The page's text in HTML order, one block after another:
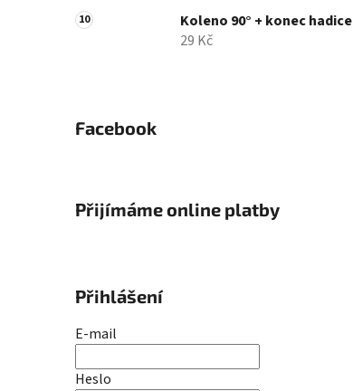
Koleno 90° + konec hadice
29 Kč
Facebook
Přijímáme online platby
Přihlášení
E-mail
Heslo